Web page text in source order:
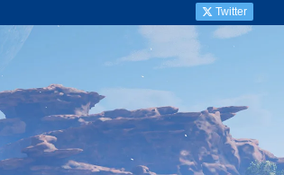
Twitter